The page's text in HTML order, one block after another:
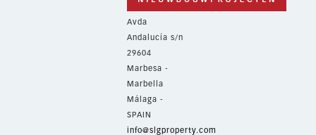
Avda
Andalucía s/n
29604
Marbesa -
Marbella
Málaga -
SPAIN
info@slgproperty.com